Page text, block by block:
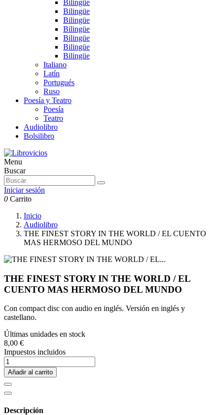
Bilingüe
Bilingüe
Bilingüe
Bilingüe
Bilingüe
Bilingüe
Bilingüe
Italiano
Latín
Portugués
Ruso
Poesía y Teatro
Poesía
Teatro
Audiolibro
Bolsilibro
Menu
Buscar
Iniciar sesión
0 Carrito
Inicio
Audiolibro
THE FINEST STORY IN THE WORLD / EL CUENTO
MAS HERMOSO DEL MUNDO
THE FINEST STORY IN THE WORLD / EL
CUENTO MAS HERMOSO DEL MUNDO
Con compact disc con audio en inglés. Versión en inglés y
castellano.
Últimas unidades en stock
8,00 €
Impuestos incluidos
Añadir al carrito
Descripción